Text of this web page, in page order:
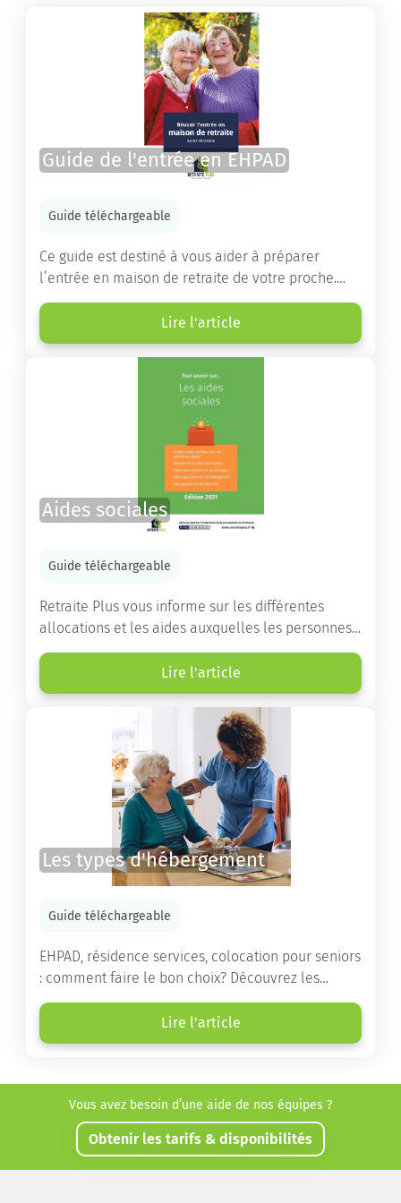
Guide de l'entrée en EHPAD
Guide téléchargeable
Ce guide est destiné à vous aider à préparer
l’entrée en maison de retraite de votre proche.
Vous y trouverez un panorama des différents types
d’établissements ainsi que des conseils pratiques
destinés à orienter les familles et à leur faciliter
Lire l'article
Aides sociales
Guide téléchargeable
Retraite Plus vous informe sur les différentes
allocations et les aides auxquelles les personnes
âgées ont droit pour financer un séjour en maison
de retraite ou un maintien à domicile.
Lire l'article
Les types d'hébergement
Guide téléchargeable
EHPAD, résidence services, colocation pour seniors
: comment faire le bon choix? Découvrez les
différents types d'hébergement adaptés à nos
Lire l'article
Vous avez besoin d’une aide de nos équipes ?
Obtenir les tarifs & disponibilités